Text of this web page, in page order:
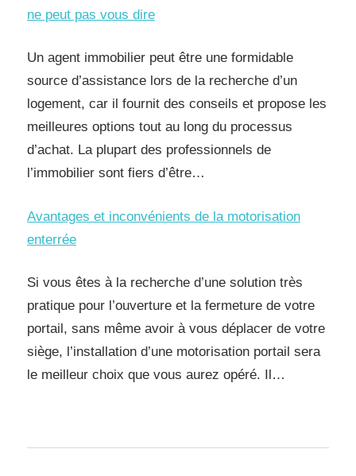
ne peut pas vous dire
Un agent immobilier peut être une formidable
source d’assistance lors de la recherche d’un
logement, car il fournit des conseils et propose les
meilleures options tout au long du processus
d’achat. La plupart des professionnels de
l’immobilier sont fiers d’être…
Avantages et inconvénients de la motorisation
enterrée
Si vous êtes à la recherche d’une solution très
pratique pour l’ouverture et la fermeture de votre
portail, sans même avoir à vous déplacer de votre
siège, l’installation d’une motorisation portail sera
le meilleur choix que vous aurez opéré. Il…